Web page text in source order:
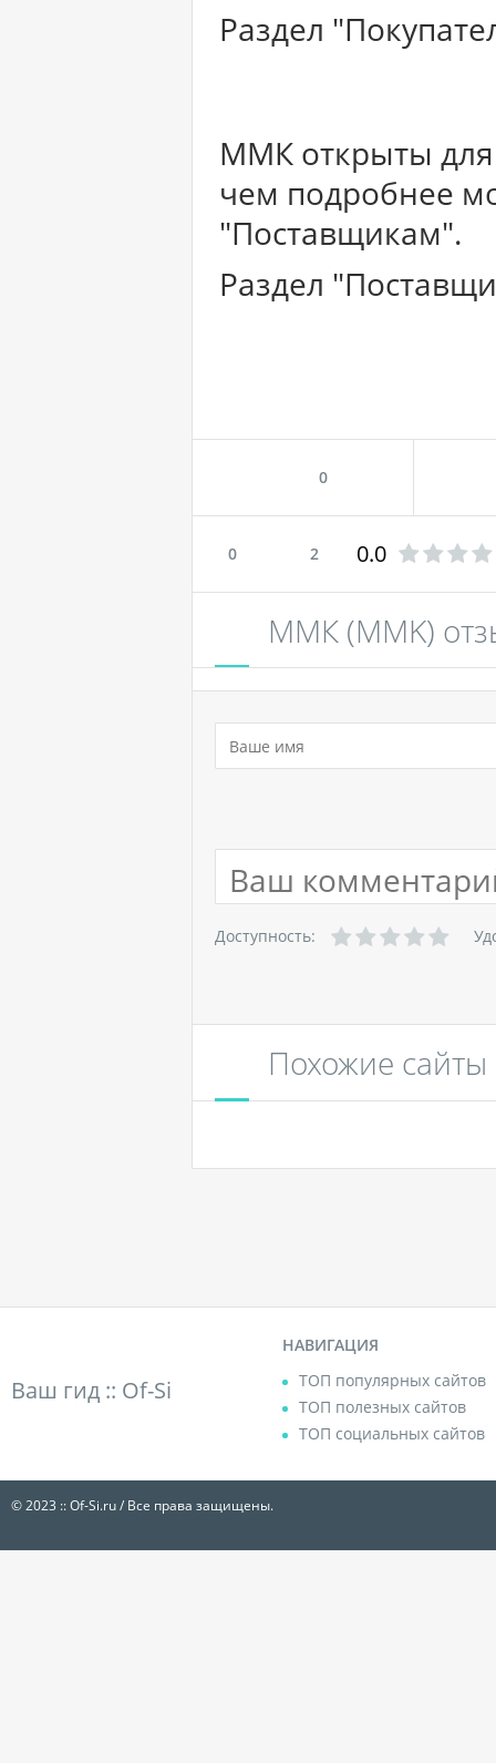
Раздел
ММК открыты для
чем подробнее
"Поставщикам".
Раздел
0
0 2 0.0
ММК (MMK)
Доступность:
Похожие сайты
Ваш гид :: Of-Si
НАВИГАЦИЯ
ТОП популярных сайтов
ТОП полезных сайтов
ТОП социальных сайтов
© 2023 :: Of-Si.ru / Все права защищены.